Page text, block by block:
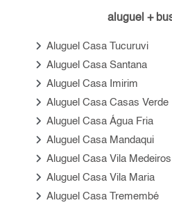
aluguel +
keyboard_arrow_right Aluguel Casa Tucuruvi
keyboard_arrow_right Aluguel Casa Santana
keyboard_arrow_right Aluguel Casa Imirim
keyboard_arrow_right Aluguel Casa Casas Verde
keyboard_arrow_right Aluguel Casa Água Fria
keyboard_arrow_right Aluguel Casa Mandaqui
keyboard_arrow_right Aluguel Casa Vila Medeiros
keyboard_arrow_right Aluguel Casa Vila Maria
keyboard_arrow_right Aluguel Casa Tremembé